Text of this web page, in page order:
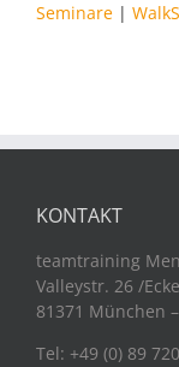
Seminare |
KONTAKT
teamtraining
Valleystr. 26 /
81371 München
Tel: +49 (0) 89